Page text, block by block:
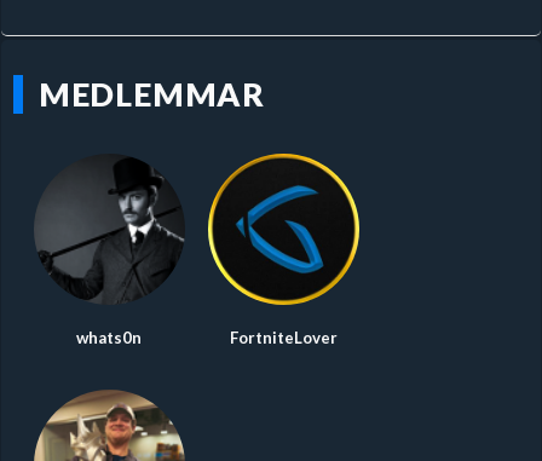
MEDLEMMAR
whats0n FortniteLover